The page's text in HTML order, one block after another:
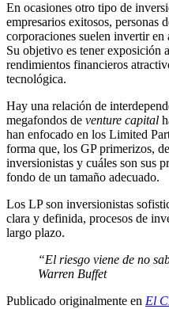
En ocasiones otro tipo de
empresarios exitosos,
corporaciones suelen invertir
Su objetivo es tener exposición
rendimientos financieros
tecnológica.
Hay una relación de
megafondos de venture capital
han enfocado en los Limited
forma que, los GP primerizos,
inversionistas y cuáles son sus
fondo de un tamaño adecuado.
Los LP son inversionistas
clara y definida, procesos de
largo plazo.
“El riesgo viene de no
Warren Buffet
Publicado originalmente en El